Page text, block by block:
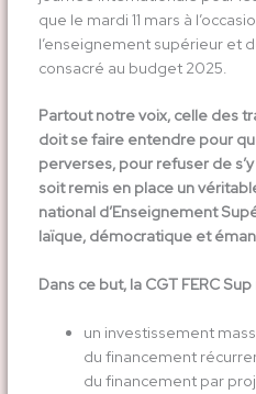
que le mardi 11 mars à
l’enseignement supérieur et
consacré au budget 2025.
Partout notre voix, celle des
doit se faire entendre pour
perverses, pour refuser de
soit remis en place un
national d’Enseignement
laïque, démocratique et
Dans ce but, la CGT FERC
un investissement
du financement
du financement par